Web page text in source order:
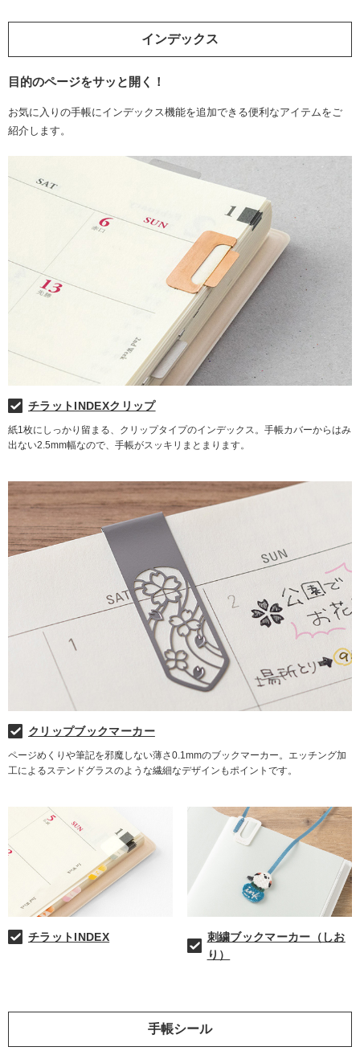
インデックス
目的のページをサッと開く！
お気に入りの手帳にインデックス機能を追加できる便利なアイテムをご
紹介します。
チラットINDEXクリップ
紙1枚にしっかり留まる、クリップタイプのインデックス。手帳カバーからはみ
出ない2.5mm幅なので、手帳がスッキリまとまります。
クリップブックマーカー
ページめくりや筆記を邪魔しない薄さ0.1mmのブックマーカー。エッチング加
工によるステンドグラスのような繊細なデザインもポイントです。
チラットINDEX
刺繍ブックマーカー（しお
り）
手帳シール